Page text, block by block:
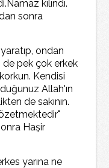
kılındı.
sonra
ondan
de pek çok erkek
Kendisi
Allah'ın
de sakının.
Haşir
yarına ne